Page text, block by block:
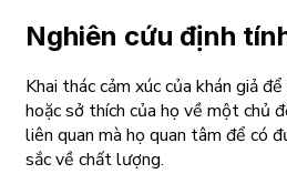
Nghiên cứu định
Khai thác cảm xúc của khán giả
hoặc sở thích của họ về một chủ
liên quan mà họ quan tâm để có
sắc về chất lượng.